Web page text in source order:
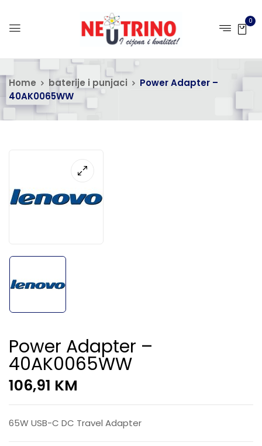
0
Home baterije i punjaci
Power Adapter –
40AK0065WW
Power Adapter –
40AK0065WW
106,91 KM
65W USB-C DC Travel Adapter